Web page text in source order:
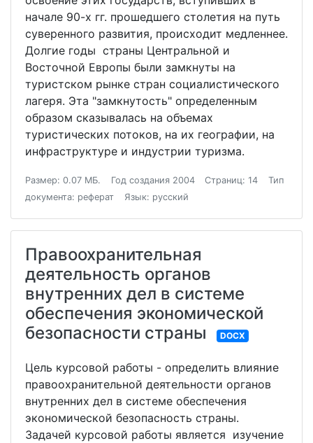
начале 90-х гг. прошедшего столетия на путь
суверенного развития, происходит медленнее.
Долгие годы страны Центральной и
Восточной Европы были замкнуты на
туристском рынке стран социалистического
лагеря. Эта "замкнутость" определенным
образом сказывалась на объемах
туристических потоков, на их географии, на
инфраструктуре и индустрии туризма.
Размер: 0.07 МБ. Год создания 2004 Страниц: 14
Тип
документа: реферат
Язык: русский
Правоохранительная
деятельность органов
внутренних дел в системе
обеспечения экономической
безопасности страны
DOCX
Цель курсовой работы - определить влияние
правоохранительной деятельности органов
внутренних дел в системе обеспечения
экономической безопасность страны.
Задачей курсовой работы является изучение